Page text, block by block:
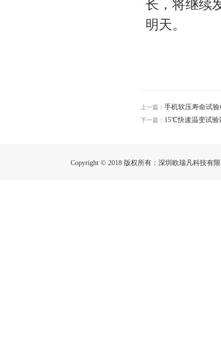
长，将继续
明天。
上一篇： 手机软压寿命试
下一篇： 15℃快速温变试验
Copyright © 2018 版权所有：深圳欧瑞凡科技有